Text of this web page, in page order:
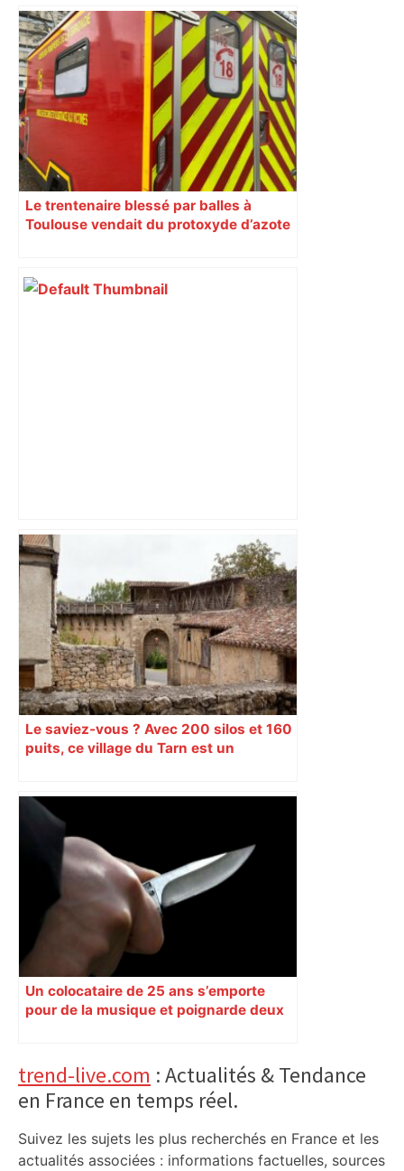
"Un problème d’hygiène qui met en
danger les patients" : un centre de
santé fermé jusqu’à nouvel ordre à
Toulouse – ladepeche.fr
Le trentenaire blessé par balles à
Toulouse vendait du protoxyde d’azote
les agriculteurs manifestent malgré les
interdictions
Le saviez-vous ? Avec 200 silos et 160
puits, ce village du Tarn est un
Un colocataire de 25 ans s’emporte
pour de la musique et poignarde deux
Primary
Sidebar
trend-live.com : Actualités & Tendance
en France en temps réel.
Suivez les sujets les plus recherchés en France et les
actualités associées : informations factuelles, sources